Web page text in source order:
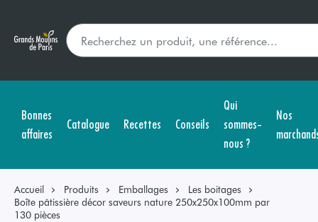
Bonnes
affaires
Catalogue Recettes Conseils
Qui
sommes-
nous ?
Nos
Accueil Produits Emballages
Les boitages
Boîte pâtissière décor saveurs nature 250x250x100mm par
130 pièces